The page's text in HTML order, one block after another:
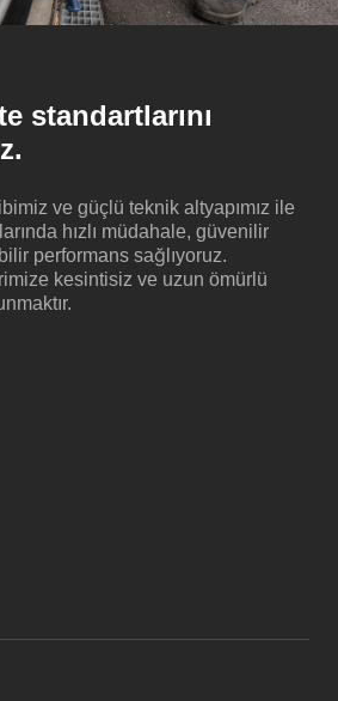
standartlarını
ve güçlü teknik altyapımız ile
hızlı müdahale, güvenilir
performans sağlıyoruz.
kesintisiz ve uzun ömürlü